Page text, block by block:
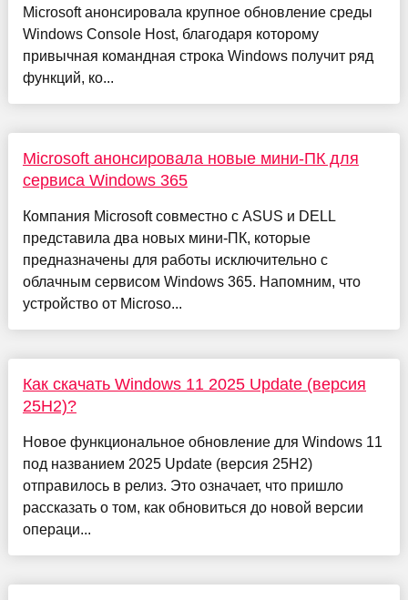
Microsoft анонсировала крупное обновление среды
Windows Console Host, благодаря которому
привычная командная строка Windows получит ряд
функций, ко...
Microsoft анонсировала новые мини-ПК для
сервиса Windows 365
Компания Microsoft совместно с ASUS и DELL
представила два новых мини-ПК, которые
предназначены для работы исключительно с
облачным сервисом Windows 365. Напомним, что
устройство от Microso...
Как скачать Windows 11 2025 Update (версия
25H2)?
Новое функциональное обновление для Windows 11
под названием 2025 Update (версия 25H2)
отправилось в релиз. Это означает, что пришло
рассказать о том, как обновиться до новой версии
операци...